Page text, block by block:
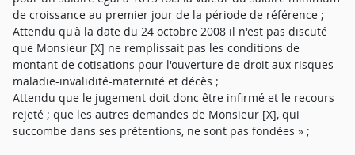
de croissance au premier jour de la période de référence ;
Attendu qu'à la date du 24 octobre 2008 il n'est pas discuté
que Monsieur [X] ne remplissait pas les conditions de
montant de cotisations pour l'ouverture de droit aux risques
maladie-invalidité-maternité et décès ;
Attendu que le jugement doit donc être infirmé et le recours
rejeté ; que les autres demandes de Monsieur [X], qui
succombe dans ses prétentions, ne sont pas fondées » ;